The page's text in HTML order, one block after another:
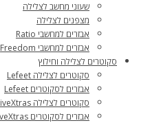
שעוני מחשב לצלילה
מצפנים לצלילה
אבזרים למחשבי Ratio
אבזרים למחשבי Freedom
סקוטרים לצלילה וחילוץ
סקוטרים לצלילה Lefeet
אבזרים לסקוטרים Lefeet
סקוטרים לצלילה DiveXtras
אבזרים לסקוטרים DiveXtras